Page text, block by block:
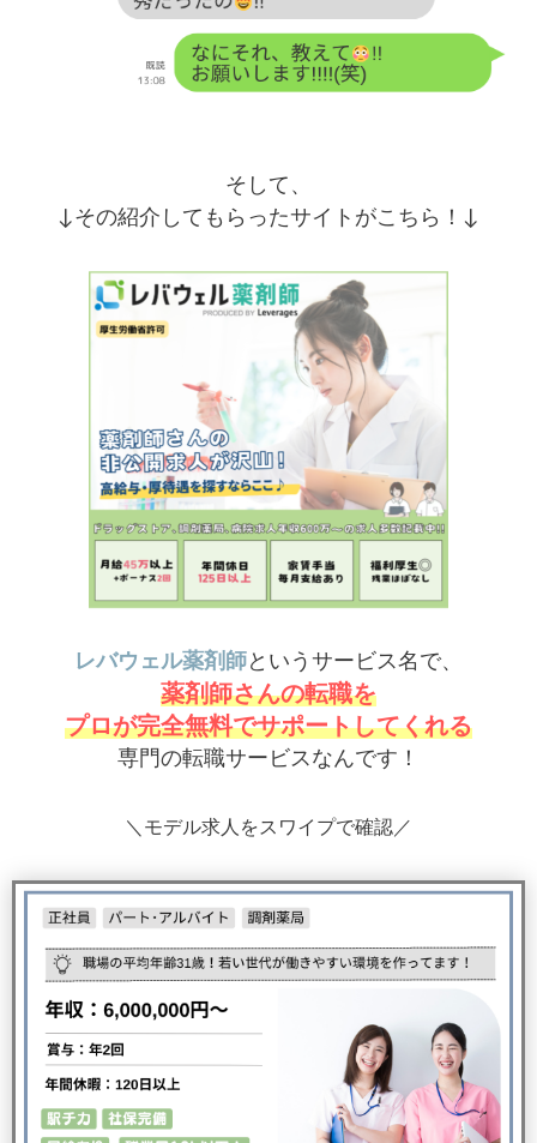
そして、
↓その紹介してもらったサイトがこちら！↓
レバウェル薬剤師というサービス名で、
薬剤師さんの転職を
プロが完全無料でサポートしてくれる
専門の転職サービスなんです！
＼モデル求人をスワイプで確認／